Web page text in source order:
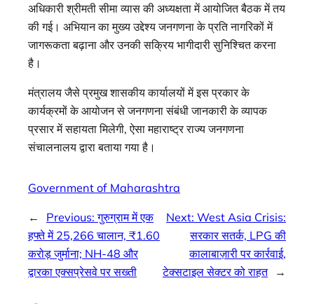
अधिकारी श्रीमती सीमा व्यास की अध्यक्षता में आयोजित बैठक में तय
की गई। अभियान का मुख्य उद्देश्य जनगणना के प्रति नागरिकों में
जागरूकता बढ़ाना और उनकी सक्रिय भागीदारी सुनिश्चित करना
है।
मंत्रालय जैसे प्रमुख शासकीय कार्यालयों में इस प्रकार के
कार्यक्रमों के आयोजन से जनगणना संबंधी जानकारी के व्यापक
प्रसार में सहायता मिलेगी, ऐसा महाराष्ट्र राज्य जनगणना
संचालनालय द्वारा बताया गया है।
Government of Maharashtra
← Previous:गुरुग्राम में एक
हफ्ते में 25,266 चालान, ₹1.60
करोड़ जुर्माना; NH-48 और
द्वारका एक्सप्रेसवे पर सख्ती
Next: West Asia Crisis:
सरकार सतर्क, LPG की
कालाबाज़ारी पर कार्रवाई,
टेक्सटाइल सेक्टर को राहत
→